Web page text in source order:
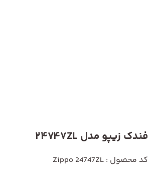
فندک زیپو مدل 24747ZL
کد محصول : Zippo 24747ZL